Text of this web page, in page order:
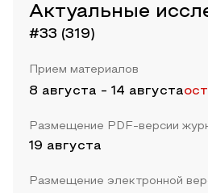
Актуальные
#33 (319)
Прием материалов
8 августа - 14 августа
Размещение PDF-версии
19 августа
Размещение электронной